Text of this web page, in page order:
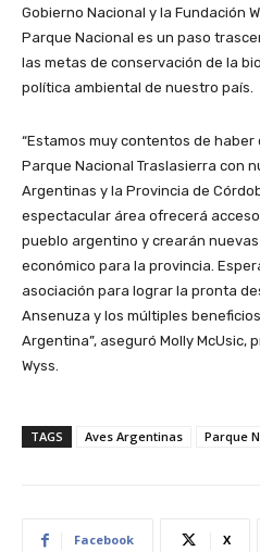
Gobierno Nacional y la Fundación
Parque Nacional es un paso
las metas de conservación de la
política ambiental de nuestro país.
“Estamos muy contentos de
Parque Nacional Traslasierra con
Argentinas y la Provincia de
espectacular área ofrecerá
pueblo argentino y crearán
económico para la provincia.
asociación para lograr la pronta
Ansenuza y los múltiples
Argentina”, aseguró Molly McUsic,
Wyss.
TAGS Aves Argentinas Parque
Facebook X